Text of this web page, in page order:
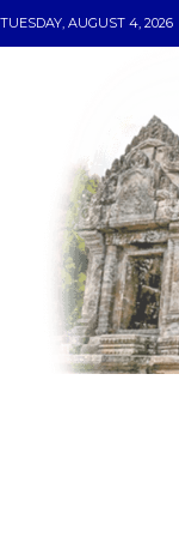
TUESDAY, AUGUST 4, 2026